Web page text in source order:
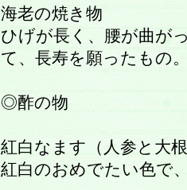
海老の焼き物
ひげが長く、腰が曲が
て、長寿を願ったもの
◎酢の物
紅白なます（人参と大
紅白のおめでたい色で